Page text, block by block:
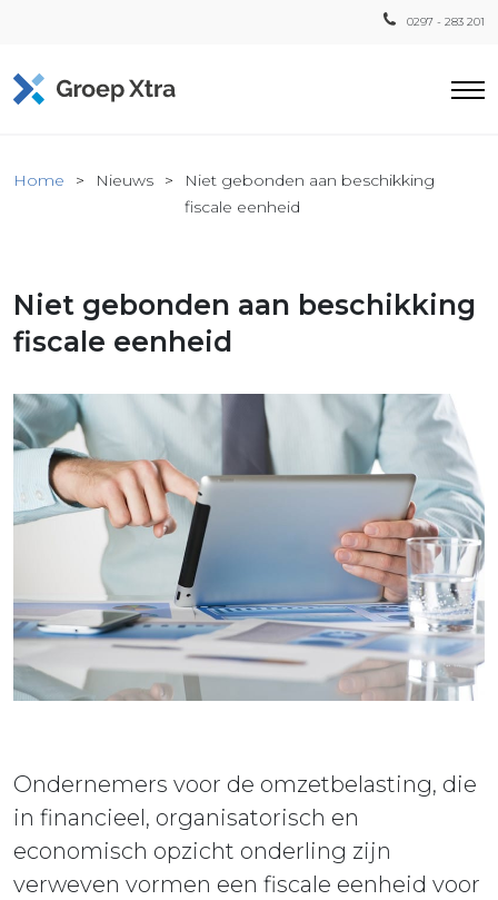
0297 - 283 201
Xtra
Home Nieuws
Niet gebonden aan beschikking
fiscale eenheid
Niet gebonden aan beschikking
fiscale eenheid
Ondernemers voor de omzetbelasting, die
in financieel, organisatorisch en
economisch opzicht onderling zijn
verweven vormen een fiscale eenheid voor